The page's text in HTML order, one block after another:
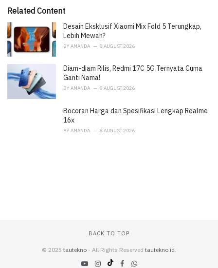
i
s
:
Related Content
Desain Eksklusif Xiaomi Mix Fold 5 Terungkap,
Lebih Mewah?
BY AMANDA 8 AUGUST 2026
Diam-diam Rilis, Redmi 17C 5G Ternyata Cuma
Ganti Nama!
BY AMANDA 8 AUGUST 2026
Bocoran Harga dan Spesifikasi Lengkap Realme
16x
BY AMANDA 8 AUGUST 2026
BACK TO TOP
© 2025 tautekno - All Rights Reserved tautekno.id